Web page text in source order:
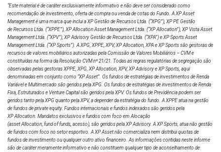
“Este material é de caráter exclusivamente informativo e não deve ser considerado como
recomendação de investimento, oferta de compra ou venda de cotas do Fundo. A XP Asset
Management é uma marca que inclui a XP Gestão de Recursos Ltda. (“XPG”), XP PE Gestão
de Recursos Ltda. (“XPPE”), XP Allocation Asset Management Ltda. (“XP Allocation”), XP Vista Asset
Management Ltda. (“XPV”), XP Advisory Gestão de Recursos Ltda. (“XPA”) e XP Sports Asset
Management Ltda. (“XP Sports”). A XPG, XPPE, XPV, XP Allocation, XPA e XP Sports são gestoras de
recursos de valores mobiliários autorizadas pela Comissão de Valores Mobiliários – CVM e
constituídas na forma da Resolução CVM nº 21/21. Todas as regras regulatórias de segregação são
observadas pelas gestoras XPPE, XPG, XP Allocation, XPV, XP Advisory e XP Sports, aqui
denominadas em conjunto como “XP Asset”. Os fundos de estratégias de investimentos de Renda
Variável e Multimercado são geridos pela XPG. Os fundos de estratégias de investimentos de Renda
Fixa, Estruturados e Venture Capital são geridos pela XPV. Os fundos de Previdência podem ser
geridos tanto pela XPG quanto pela XPV, a depender da estratégia do fundo. A XPPE atua na gestão
de fundos de private equity. Fundos internacionais e fundos indexados são geridos pela
XP Allocation. Mandatos exclusivos e fundos com foco em Alocação
(asset Allocation, fund of funds, acesso), são geridos pela XP Advisory. A XP Sports, atua não gestão
de fundos com foco no setor esportivo. A XP Asset não comercializa nem distribui quotas de
fundos de investimento ou qualquer outro ativo financeiro. As informações contidas neste informe
são de caráter meramente informativo e não constituem qualquer tipo de aconselhamento de